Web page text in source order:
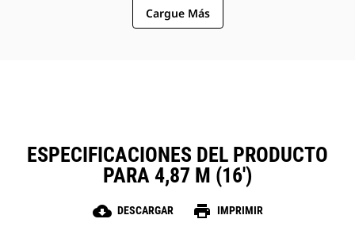
Cargue Más
ESPECIFICACIONES DEL PRODUCTO
PARA 4,87 M (16')
cloud_download DESCARGAR print IMPRIMIR